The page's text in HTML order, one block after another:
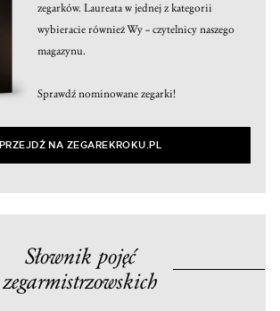
zegarków. Laureata w jednej z kategorii
wybieracie również Wy – czytelnicy naszego
magazynu.
Sprawdź nominowane zegarki!
PRZEJDŹ NA ZEGAREKROKU.PL
Słownik pojęć
zegarmistrzowskich